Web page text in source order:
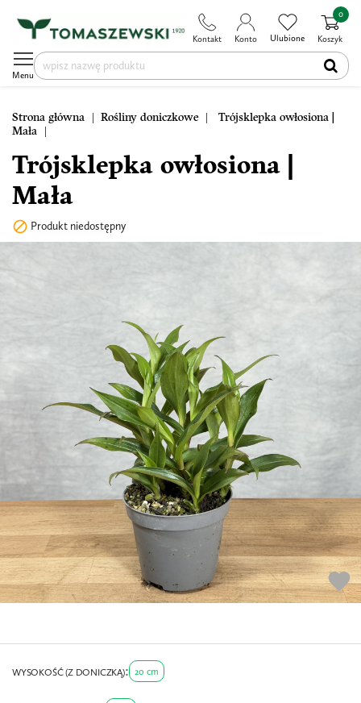
Kontakt Konto Ulubione Koszyk
0
Menu
Strona główna Rośliny doniczkowe
Trójsklepka owłosiona |
Mała
Trójsklepka owłosiona |
Mała
 Produkt niedostępny
WYSOKOŚĆ (Z DONICZKĄ) 20 cm
favorite